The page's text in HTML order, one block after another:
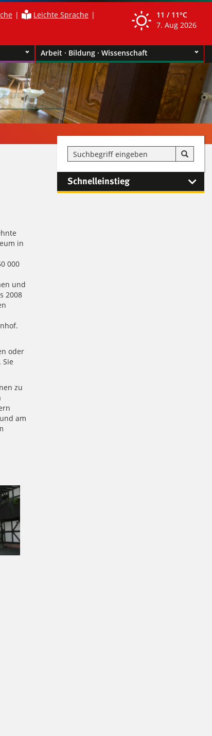
Leichte Sprache 11 / 11°C
7. Aug 2026
Arbeit · Bildung · Wissenschaft
Schnelleinstieg
in
000
und
2008
oder
zu
am